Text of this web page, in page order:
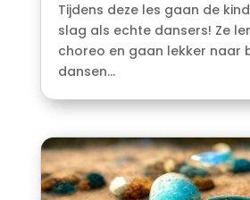
Tijdens deze les gaan de
slag als echte dansers! Ze
choreo en gaan lekker naar
dansen...